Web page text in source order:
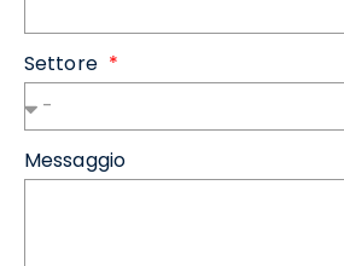
Settore
Messaggio